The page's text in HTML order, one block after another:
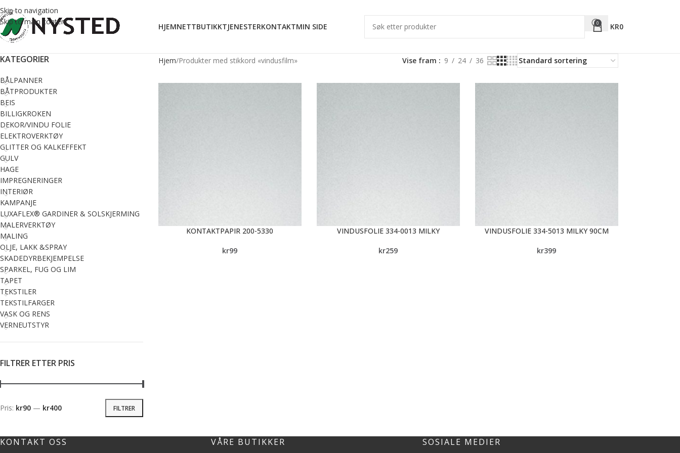
Skip to navigation
Skip to main content
HJEMNETTBUTIKKTJENESTERKONTAKTMIN SIDE 0 KR0
KATEGORIER
BÅLPANNER
BÅTPRODUKTER
BEIS
BILLIGKROKEN
DEKOR/VINDU FOLIE
ELEKTROVERKTØY
GLITTER OG KALKEFFEKT
GULV
HAGE
IMPREGNERINGER
INTERIØR
KAMPANJE
LUXAFLEX® GARDINER & SOLSKJERMING
MALERVERKTØY
MALING
OLJE, LAKK &SPRAY
SKADEDYRBEKJEMPELSE
SPARKEL, FUG OG LIM
TAPET
TEKSTILER
TEKSTILFARGER
VASK OG RENS
VERNEUTSTYR
FILTRER ETTER PRIS
FILTRER
Pris: kr90 — kr400
Hjem Produkter med stikkord «vindusfilm» Vise fram 9 24 36
KONTAKTPAPIR 200-5330
kr99
VINDUSFOLIE 334-0013 MILKY
kr259
VINDUSFOLIE 334-5013 MILKY 90CM
kr399
KONTAKT OSS VÅRE BUTIKKER SOSIALE MEDIER